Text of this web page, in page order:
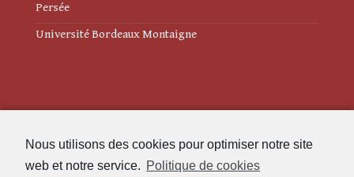
Nous utilisons des cookies pour optimiser notre site
web et notre service. Politique de cookies
Persée
Université Bordeaux Montaigne
Politique de cookies (UE)